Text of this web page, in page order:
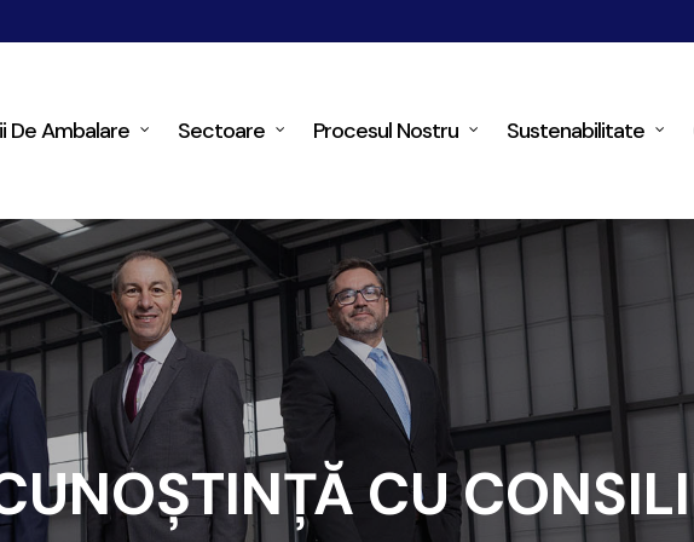
De Ambalare Sectoare Procesul Nostru Sustenabilitate
CU